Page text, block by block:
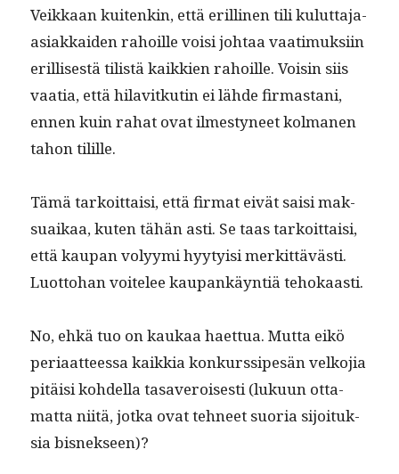
Veikkaan kuitenkin, että erilli­nen tili kulut­ta­ja-
asi­akkaiden rahoille voisi johtaa vaa­timuk­si­in
eril­lis­es­tä tilistä kaikkien rahoille. Voisin siis
vaa­tia, että hilav­itkutin ei lähde fir­mas­tani,
ennen kuin rahat ovat ilmestyneet kol­ma­nen
tahon tilille.
Tämä tarkoit­taisi, että fir­mat eivät saisi mak­
suaikaa, kuten tähän asti. Se taas tarkoit­taisi,
että kau­pan volyy­mi hyy­ty­isi merkit­tävästi.
Luot­to­han voitelee kau­pankäyn­tiä tehokaasti.
No, ehkä tuo on kaukaa haet­tua. Mut­ta eikö
peri­aat­teessa kaikkia konkurssipesän velko­jia
pitäisi kohdel­la tasaverois­es­ti (luku­un otta­
mat­ta niitä, jot­ka ovat tehneet suo­ria sijoituk­
sia bisnekseen)?